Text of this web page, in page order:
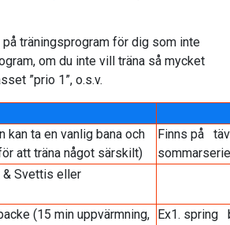
träningsprogram för dig som inte
om du inte vill träna så mycket
”prio 1”, o.s.v.
ta en vanlig bana och
att träna något särskilt)
Finns på
Svettis eller
(15 min uppvärmning, Ex1. spring